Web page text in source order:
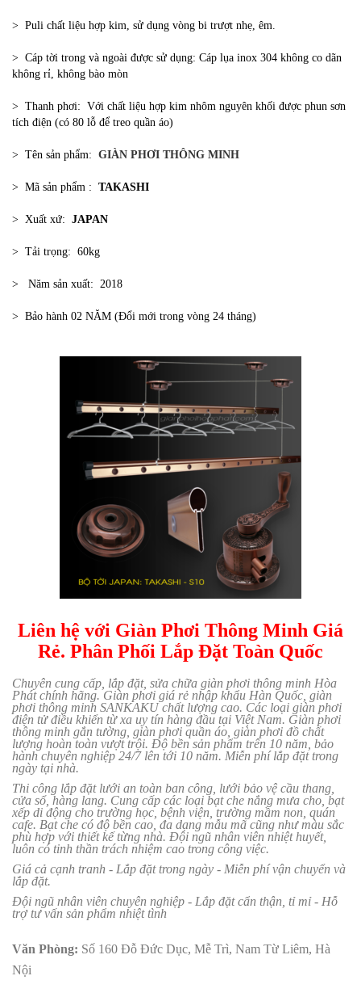
> Puli chất liệu hợp kim, sử dụng vòng bi trượt nhẹ, êm.
> Cáp tời trong và ngoài được sử dụng: Cáp lụa inox 304 không co dãn
không rỉ, không bào mòn
> Thanh phơi: Với chất liệu hợp kim nhôm nguyên khối được phun sơn
tích điện (có 80 lỗ để treo quần áo)
> Tên sản phẩm: GIÀN PHƠI THÔNG MINH
> Mã sản phẩm : TAKASHI
> Xuất xứ: JAPAN
> Tải trọng: 60kg
> Năm sản xuất: 2018
> Bảo hành 02 NĂM (Đổi mới trong vòng 24 tháng)
Liên hệ với Giàn Phơi Thông Minh Giá
Rẻ. Phân Phối Lắp Đặt Toàn Quốc
Chuyên cung cấp, lắp đặt, sửa chữa giàn phơi thông minh Hòa
Phát chính hãng. Giàn phơi giá rẻ nhập khẩu Hàn Quốc, giàn
phơi thông minh SANKAKU chất lượng cao. Các loại giàn phơi
điện tử điều khiển từ xa uy tín hàng đầu tại Việt Nam. Giàn phơi
thông minh gắn tường, giàn phơi quần áo, giàn phơi đồ chất
lượng hoàn toàn vượt trội. Độ bền sản phẩm trên 10 năm, bảo
hành chuyên nghiệp 24/7 lên tới 10 năm. Miễn phí lắp đặt trong
ngày tại nhà.
Thi công lắp đặt lưới an toàn ban công, lưới bảo vệ cầu thang,
cửa sổ, hàng lang. Cung cấp các loại bạt che nắng mưa cho, bạt
xếp di động cho trường học, bệnh viện, trường mầm non, quán
cafe. Bạt che có độ bền cao, đa dạng mẫu mã cũng như màu sắc
phù hợp với thiết kế từng nhà. Đội ngũ nhân viên nhiệt huyết,
luôn có tinh thần trách nhiệm cao trong công việc.
Giá cả cạnh tranh - Lắp đặt trong ngày - Miễn phí vận chuyển và
lắp đặt.
Đội ngũ nhân viên chuyên nghiệp - Lắp đặt cẩn thận, tỉ mỉ - Hỗ
trợ tư vấn sản phẩm nhiệt tình
Văn Phòng: Số 160 Đỗ Đức Dục, Mễ Trì, Nam Từ Liêm, Hà
Nội